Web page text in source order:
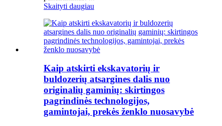
Skaityti daugiau
Kaip atskirti ekskavatorių ir
buldozerių atsargines dalis nuo
originalių gaminių: skirtingos
pagrindinės technologijos,
gamintojai, prekės ženklo nuosavybė